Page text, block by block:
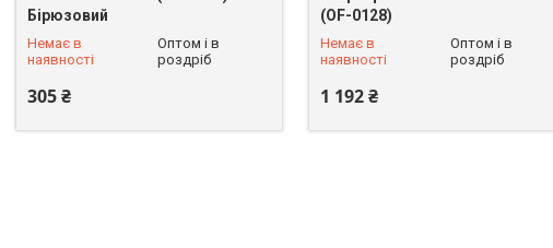
Бірюзовий
Немає в
наявності
Оптом і в
роздріб
305 ₴
+380 (93) 625-49-82
(OF-0128)
Немає в
наявності
Оптом і в
роздріб
1 192 ₴
+380 (93) 625-49-82